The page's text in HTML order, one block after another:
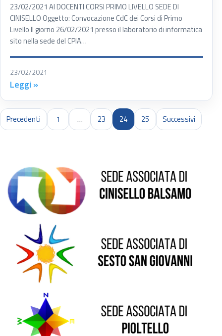
23/02/2021 AI DOCENTI CORSI PRIMO LIVELLO SEDE DI
CINISELLO Oggetto: Convocazione CdC dei Corsi di Primo
Livello Il giorno 26/02/2021 presso il laboratorio di informatica
sito nella sede del CPIA…
23/02/2021
Leggi »
Precedenti 1 … 23 24 25 Successivi
Sede di Cinisello Balsamo
Sede di Sesto San Giovanni
Sede di Pioltello
Sede di Vaprio D'Adda